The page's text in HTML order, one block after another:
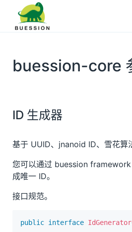
主页
文档
技术支持
Buession Security
Buession Canal
Buession SpringBoot
Buession SpringCloud
Buession Cas
Buession Shirojs
buession-core
ID 生成器
基于 UUID、jnanoid ID、雪花算
您可以通过 buession
成唯一 ID。
接口规范。
public interface IdGenerator